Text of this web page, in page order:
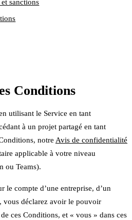
sanctions
Conditions
utilisant le Service en tant
à un projet partagé en tant
notre Avis de confidentialité
applicable à votre niveau
ou Teams).
le compte d’une entreprise, d’un
vous déclarez avoir le pouvoir
ces Conditions, et « vous » dans ces